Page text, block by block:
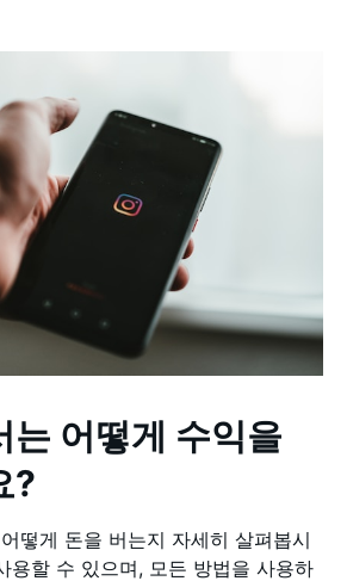
는 어떻게 수익을
?
떻게 돈을 버는지 자세히 살펴봅시
용할 수 있으며, 모든 방법을 사용하